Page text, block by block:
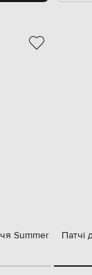
Summer Патчі